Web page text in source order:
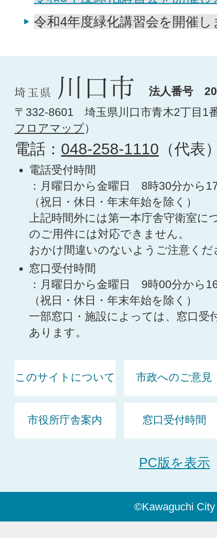
令和4年度緑化講習会を開催し
法人番号
〒332-8601 埼玉県川口市青木2丁目1
フロアマップ）
電話： 048-258-1110 （代表
電話受付時間
：月曜日から金曜日 8時30分から
（祝日・休日・年末年始を除く）
上記時間外には第一本庁舎守衛室に
のご用件には対応できません。
おかけ間違いのないようご注意くだ
窓口受付時間
：月曜日から金曜日 9時00分から
（祝日・休日・年末年始を除く）
一部窓口・施設によっては、窓口受
あります。
このサイトについて 市政へのご意見
市役所庁舎案内 窓口受付時間
PC版を表示
©Kawaguchi City